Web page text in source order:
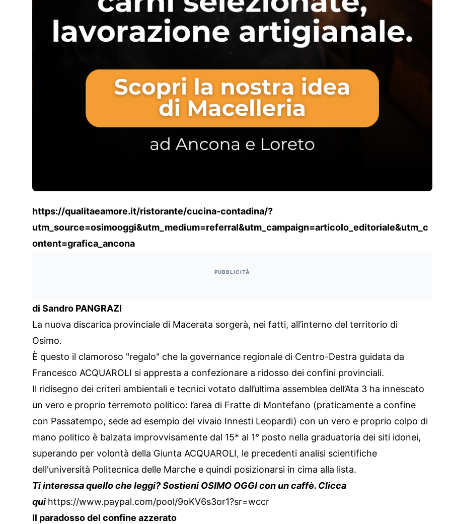
https://qualitaeamore.it/ristorante/cucina-contadina/?
utm_source=osimooggi&utm_medium=referral&utm_campaign=articolo_editoriale&utm_c
ontent=grafica_ancona
PUBBLICITÀ
di Sandro PANGRAZI
La nuova discarica provinciale di Macerata sorgerà, nei fatti, all’interno del territorio di
Osimo.
È questo il clamoroso "regalo" che la governance regionale di Centro-Destra guidata da
Francesco ACQUAROLI si appresta a confezionare a ridosso dei confini provinciali.
Il ridisegno dei criteri ambientali e tecnici votato dall’ultima assemblea dell’Ata 3 ha innescato
un vero e proprio terremoto politico: l’area di Fratte di Montefano (praticamente a confine
con Passatempo, sede ad esempio del vivaio Innesti Leopardi) con un vero e proprio colpo di
mano politico è balzata improvvisamente dal 15* al 1° posto nella graduatoria dei siti idonei,
superando per volontà della Giunta ACQUAROLI, le precedenti analisi scientifiche
dell'università Politecnica delle Marche e quindi posizionarsi in cima alla lista.
Ti interessa quello che leggi? Sostieni OSIMO OGGI con un caffè. Clicca
qui https://www.paypal.com/pool/9oKV6s3or1?sr=wccr
Il paradosso del confine azzerato